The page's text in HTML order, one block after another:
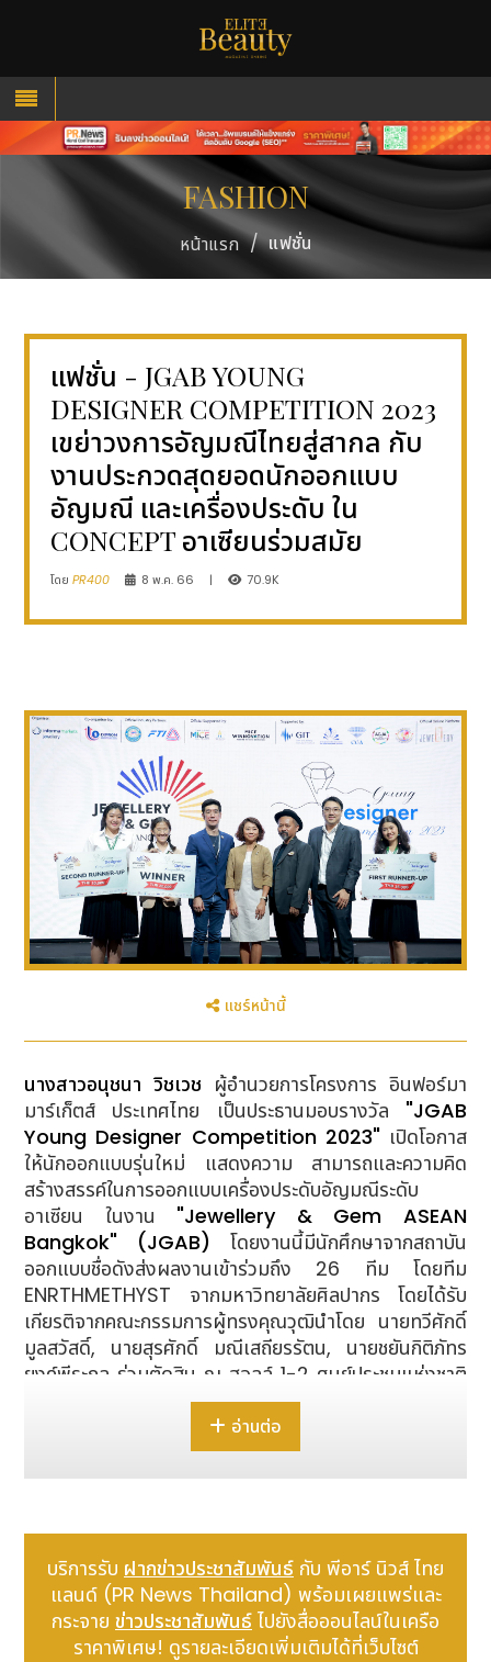
FASHION
หน้าแรก / แฟชั่น
แฟชั่น - JGAB YOUNG
DESIGNER COMPETITION 2023
เขย่าวงการอัญมณีไทยสู่สากล กับ
งานประกวดสุดยอดนักออกแบบ
อัญมณี และเครื่องประดับ ใน
CONCEPT อาเซียนร่วมสมัย
โดยPR400 8 พ.ค. 66 | 70.9K
แชร์หน้านี้
นางสาวอนุชนา วิชเวช ผู้อำนวยการโครงการ อินฟอร์มา
มาร์เก็ตส์ ประเทศไทย เป็นประธานมอบรางวัล "JGAB
Young Designer Competition 2023" เปิดโอกาส
ให้นักออกแบบรุ่นใหม่ แสดงความ สามารถและความคิด
สร้างสรรค์ในการออกแบบเครื่องประดับอัญมณีระดับ
อาเซียน ในงาน "Jewellery & Gem ASEAN
Bangkok" (JGAB) โดยงานนี้มีนักศึกษาจากสถาบัน
ออกแบบชื่อดังส่งผลงานเข้าร่วมถึง 26 ทีม โดยทีม
ENRTHMETHYST จากมหาวิทยาลัยศิลปากร โดยได้รับ
เกียรติจากคณะกรรมการผู้ทรงคุณวุฒินำโดย นายทวีศักดิ์
มูลสวัสดิ์, นายสุรศักดิ์ มณีเสถียรรัตน, นายชยันกิติภัทร
ยงค์พีระกุล ร่วมตัดสิน ณ ฮอลล์ 1-2 ศูนย์ประชุมแห่งชาติ
อ่านต่อ
บริการรับ ฝากข่าวประชาสัมพันธ์ กับ พีอาร์ นิวส์ ไทย
แลนด์ (PR News Thailand) พร้อมเผยแพร่และ
กระจาย ข่าวประชาสัมพันธ์ ไปยังสื่อออนไลน์ในเครือ
ราคาพิเศษ! ดูรายละเอียดเพิ่มเติมได้ที่เว็บไซต์